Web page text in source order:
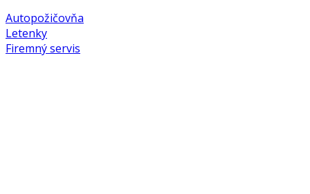
Autopožičovňa
Letenky
Firemný servis